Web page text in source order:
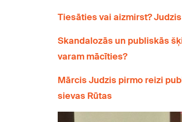
Tiesāties vai aizmirst?
Skandalozās un publiskās
varam mācīties?
Mārcis Judzis pirmo reizi
sievas Rūtas